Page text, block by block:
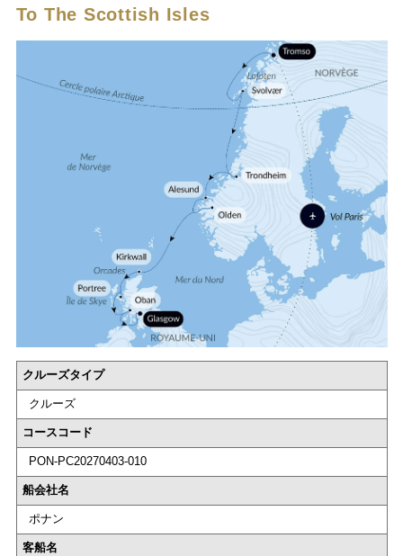
To The Scottish Isles
クルーズタイプ
クルーズ
コースコード
PON-PC20270403-010
船会社名
ポナン
客船名